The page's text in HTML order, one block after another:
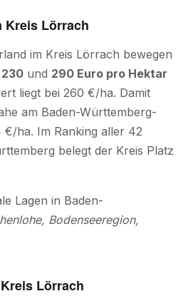
Kreis Lörrach
im Kreis Lörrach bewegen
230 und 290 Euro pro Hektar
liegt bei 260 €/ha. Damit
am Baden-Württemberg-
ha. Im Ranking aller 42
belegt der Kreis Platz
Lagen in Baden-
Bodenseeregion,
Lörrach